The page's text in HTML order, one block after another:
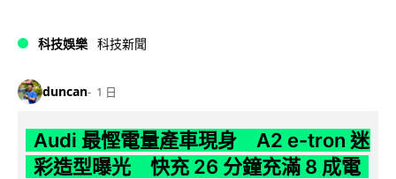
科技娛樂 科技新聞
duncan 1 日
Audi 最慳電量產車現身 A2 e-tron 迷
彩造型曝光 快充 26 分鐘充滿 8 成電